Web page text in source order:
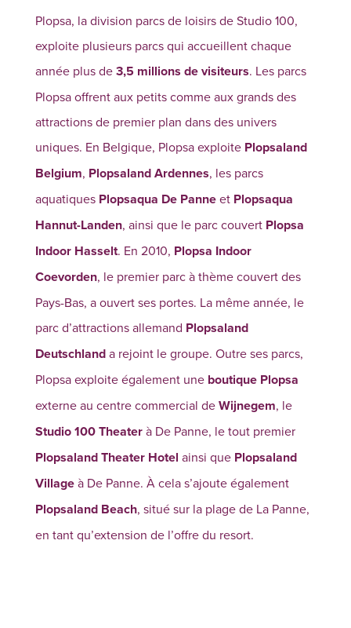
Plopsa, la division parcs de loisirs de Studio 100,
exploite plusieurs parcs qui accueillent chaque
année plus de3,5 millions de visiteurs. Les parcs
Plopsa offrent aux petits comme aux grands des
attractions de premier plan dans des univers
uniques. En Belgique, Plopsa exploite Plopsaland
Belgium, Plopsaland Ardennes, les parcs
aquatiques Plopsaqua De Panneet Plopsaqua
Hannut-Landen, ainsi que le parc couvert Plopsa
Indoor Hasselt. En 2010, Plopsa Indoor
Coevorden, le premier parc à thème couvert des
Pays-Bas, a ouvert ses portes. La même année, le
parc d’attractions allemand Plopsaland
Deutschlanda rejoint le groupe. Outre ses parcs,
Plopsa exploite également une boutique Plopsa
externe au centre commercial deWijnegem, le
Studio 100 Theaterà De Panne, le tout premier
Plopsaland Theater Hotel ainsi que Plopsaland
Villageà De Panne. À cela s’ajoute également
Plopsaland Beach, situé sur la plage de La Panne,
en tant qu’extension de l’offre du resort.